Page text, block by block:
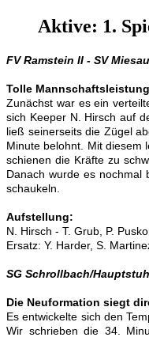
Aktive: 1.
FV Ramstein II - SV
Tolle
Zunächst war es ein
sich Keeper N. Hirsch auf
ließ seinerseits die Zügel
Minute belohnt. Mit diesem
schienen die Kräfte zu
Danach wurde es nochmal
schaukeln.
Aufstellung:
N. Hirsch - T. Grub, P.
Ersatz: Y. Harder, S.
SG Schrollbach/
Die Neuformation siegt
Es entwickelte sich den
Wir schrieben die 34.